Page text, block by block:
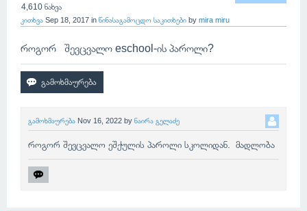
4,610ნახვა
კითხვა Sep 18, 2017 in წინასაგამოცდო საკითხები by mira miru
როგორ შევცვალო eschool-ის პაროლი?
გამოხმაურება Nov 16, 2022 by ნაირა გელაძე
როგორ შევცვალო ეშქულის პაროლი სკოლიდან. მადლობა